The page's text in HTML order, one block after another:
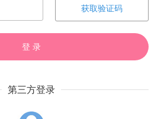
催 票
获取验证码
登 录
第三方登录